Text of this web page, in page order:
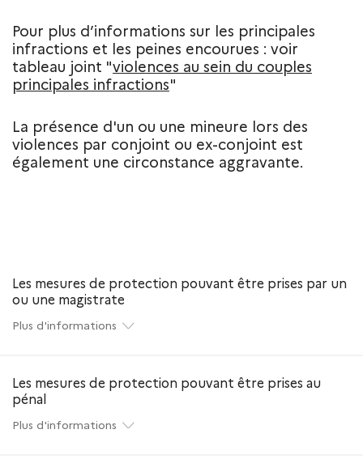
Pour plus d’informations sur les principales
infractions et les peines encourues : voir
tableau joint "violences au sein du couples
principales infractions"
La présence d'un ou une mineure lors des
violences par conjoint ou ex-conjoint est
également une circonstance aggravante.
Les mesures de protection pouvant être prises par un
ou une magistrate
Plus d'informations
Les mesures de protection pouvant être prises au
pénal
Plus d'informations